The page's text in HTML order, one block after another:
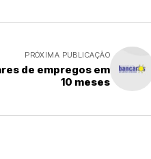
PRÓXIMA PUBLICAÇÃO
de empregos em
10 meses